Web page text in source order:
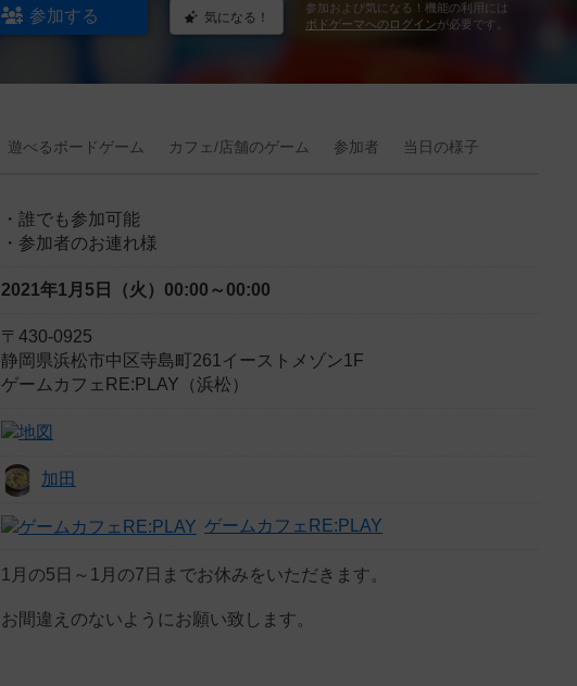
参加する 気になる！
参加および気になる！機能の利用には
ボドゲーマへのログインが必要です。
遊べるボードゲーム カフェ/店舗のゲーム 参加者 当日の様子
・誰でも参加可能
・参加者のお連れ様
2021年1月5日（火） 00:00～00:00
〒430-0925
静岡県浜松市中区寺島町261イーストメゾン1F
ゲームカフェRE:PLAY（浜松）
加田
ゲームカフェRE:PLAY
1月の5日～1月の7日までお休みをいただきます。
お間違えのないようにお願い致します。